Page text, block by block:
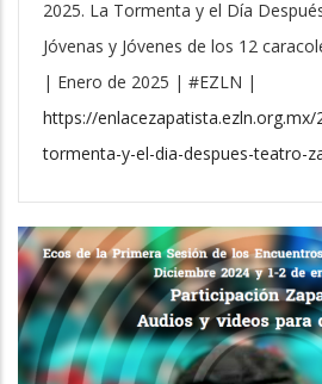
2025. La Tormenta y el Día
Jóvenas y Jóvenes de los 12
| Enero de 2025 | #EZLN |
https://
tormenta-y-el-dia-despues-teatro-